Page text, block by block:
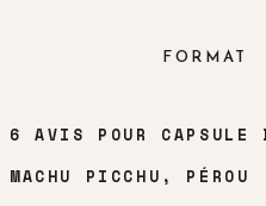
FORMAT
6 AVIS POUR
MACHU PICCHU, PÉROU